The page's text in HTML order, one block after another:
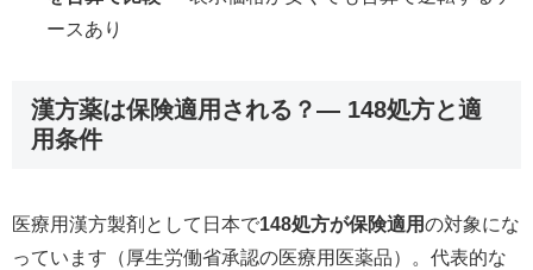
ースあり
漢方薬は保険適用される？— 148処方と適
用条件
医療用漢方製剤として日本で148処方が保険適用の対象にな
っています（厚生労働省承認の医療用医薬品）。代表的な